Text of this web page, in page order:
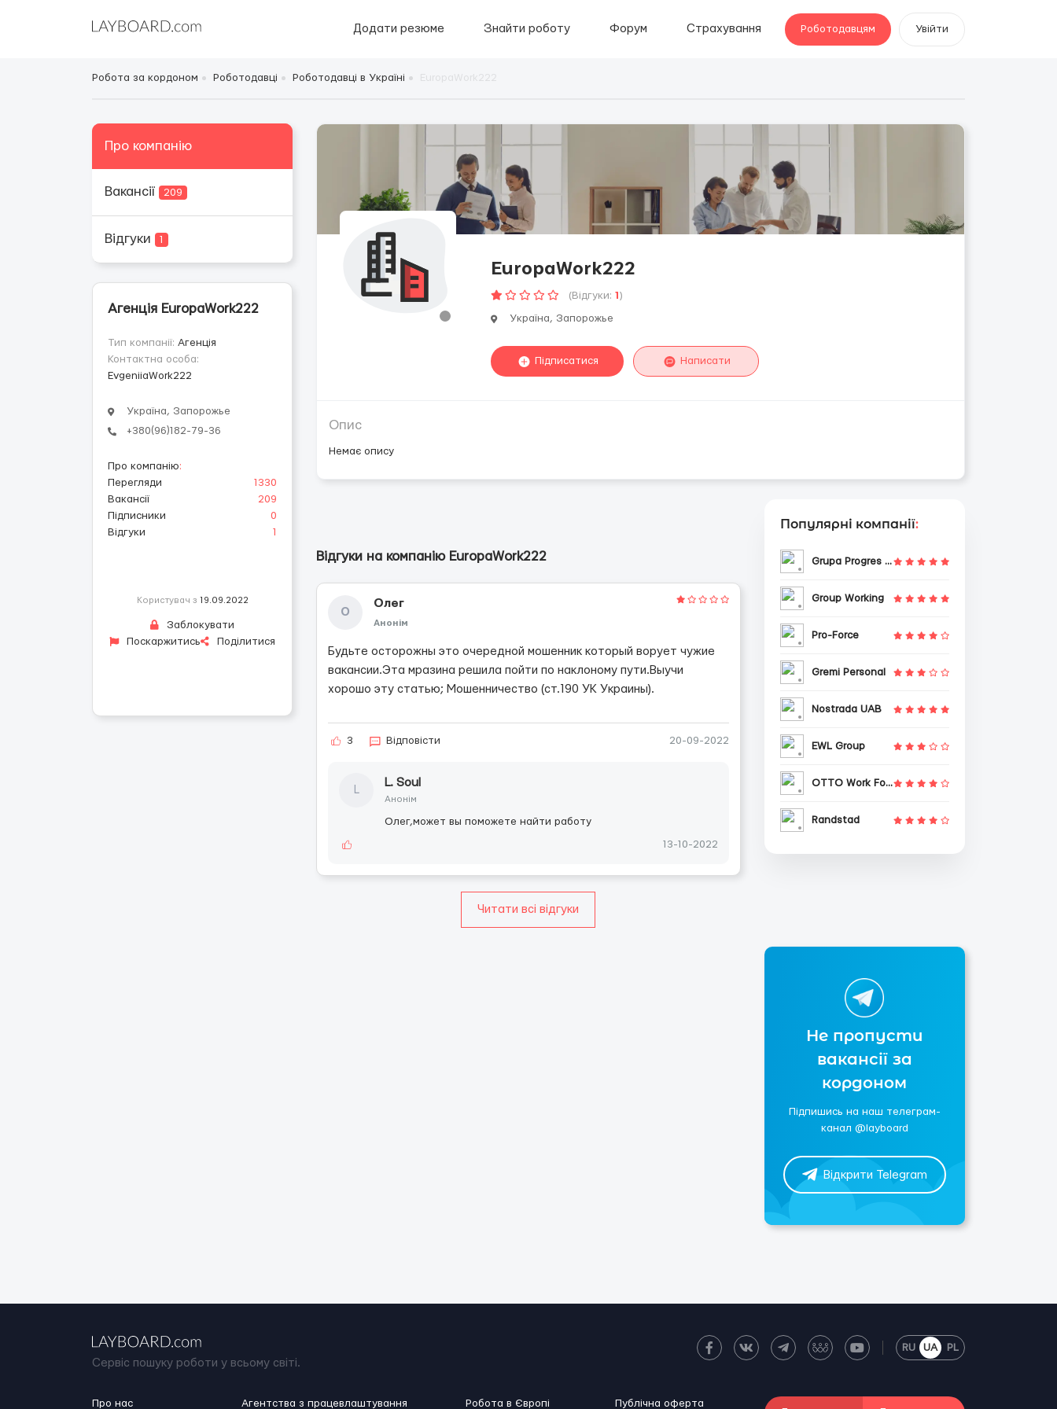
Додати резюме Знайти роботу Форум Страхування Роботодавцям Увійти
Робота за кордоном Роботодавці Роботодавці в Україні
Про компанію
Вакансії 209
Відгуки 1
Агенція EuropaWork222
Тип компанії: Агенція
Контактна особа:
EvgeniiaWork222
Україна, Запорожье
+380(96)182-79-36
Про компанію:
Перегляди
1330
Вакансії
209
Підписники
0
Відгуки
1
Користувач з 19.09.2022
Заблокувати
Поскаржитись
Поділитися
EuropaWork222
(Відгуки: 1 )
Україна, Запорожье
Підписатися Написати
Опис
Немає опису
Відгуки на компанію EuropaWork222
О
Олег
Анонім
Будьте осторожны это очередной мошенник который ворует чужие
вакансии.Эта мразина решила пойти по наклоному пути.Выучи
хорошо эту статью; Мошенничество (ст.190 УК Украины).
3 Відповісти 20-09-2022
L. Soul
Анонім
Олег,может вы поможете найти работу
13-10-2022
Читати всі відгуки
Популярні компанії:
Grupa Progres Sp. z o.o.
Group Working
Pro-Force
Gremi Personal
Nostrada UAB
EWL Group
OTTO Work Force
Randstad
Не пропусти
вакансії за
кордоном
Підпишись на наш телеграм-
канал @layboard
Відкрити Telegram
Сервіс пошуку роботи у всьому світі.
RU UA PL
Про нас Агентства з працевлаштування Робота в Європі Публічна оферта